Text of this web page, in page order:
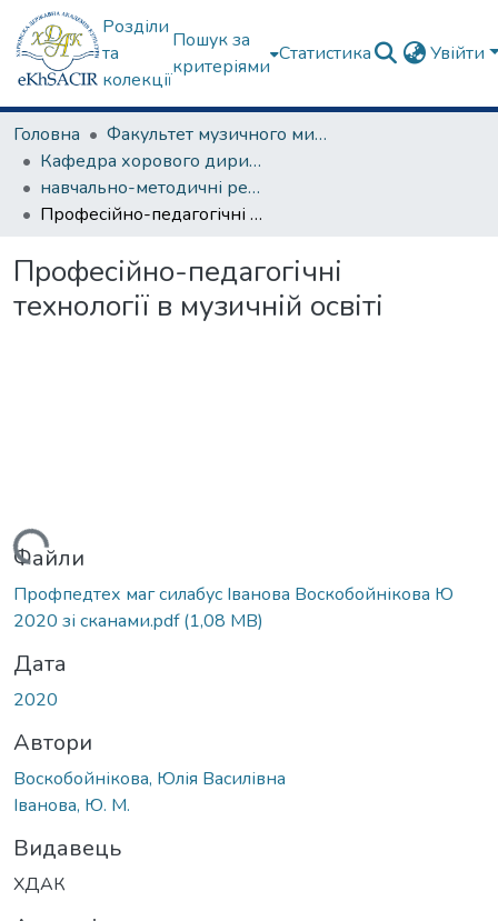
Розділи
та
колекції
Пошук за
критеріями
Статистика Увійти
Головна
Факультет музичного мистецтва
Кафедра хорового диригування та академічного співу
навчально-методичні рекомендації, програми дисциплін
Професійно-педагогічні технології в музичній освіті
Професійно-педагогічні
технології в музичній освіті
Файли
Профпедтех маг силабус Іванова Воскобойнікова Ю
2020 зі сканами.pdf(1,08 MB)
Дата
2020
Автори
Воскобойнікова, Юлія Василівна
Іванова, Ю. М.
Видавець
ХДАК